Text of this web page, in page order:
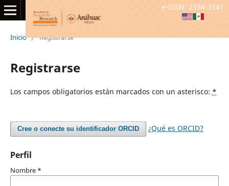
Inicio / Registrarse
Registrarse
Los campos obligatorios están marcados con un asterisco: *
Cree o conecte su identificador ORCID ¿Qué es ORCID?
Perfil
Nombre *
e-ISSN: 2594-3541